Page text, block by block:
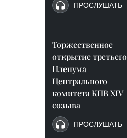
ПРОСЛУШАТЬ
Торжественное
открытие третьего
Пленума
Центрального
комитета КПВ XIV
созыва
ПРОСЛУШАТЬ